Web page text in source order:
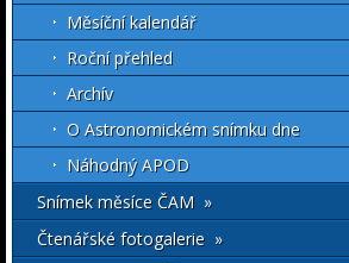
Měsíční kalendář
Roční přehled
Archív
O Astronomickém snímku dne
Náhodný APOD
Snímek měsíce ČAM »
Čtenářské fotogalerie »